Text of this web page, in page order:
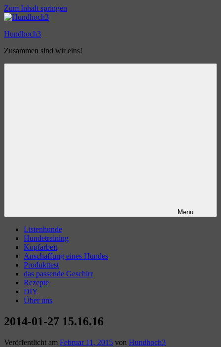
Zum Inhalt springen
Hundhoch3
Zusammen sind wir eins!
Menü
Listenhunde
Hundetraining
Kopfarbeit
Anschaffung eines Hundes
Produkttest
das passende Geschirr
Rezepte
DIY
Über uns
2014-01-27 15.16.16
Veröffentlicht am Februar 11, 2015 von Hundhoch3